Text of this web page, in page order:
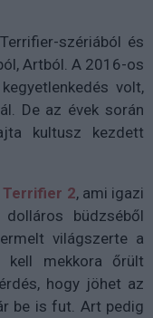
szériából és
Artból. A 2016-os
volt,
De az évek során
kultusz kezdett
Terrifier 2, ami igazi
büdzséből
világszerte a
kell mekkora őrült
hogy jöhet az
be is fut. Art pedig